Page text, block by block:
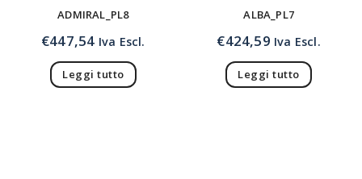
ADMIRAL_PL8
€447,54 Iva Escl.
Leggi tutto
ALBA_PL7
€424,59 Iva Escl.
Leggi tutto